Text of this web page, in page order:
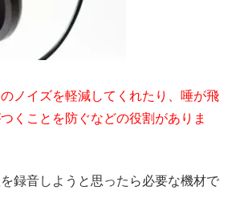
ノイズを軽減してくれたり、唾が飛
くことを防ぐなどの役割がありま
録音しようと思ったら必要な機材で